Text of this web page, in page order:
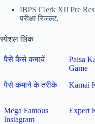
IBPS Clerk XII Pre
परीक्षा रिजल्ट,
स्पेशल लिंक
पैसे कैसे कमायें
Paisa
Game
पैसे कमाने के तरीके
Kamai
Mega Famous
Instagram
Expert